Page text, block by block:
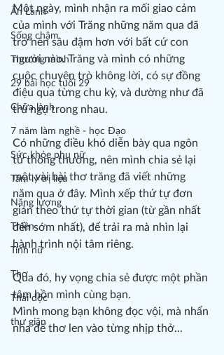
Ăn Lành
Sống chậm
Thương mình
29 bài học tuổi 29
Chữa lành
7 năm làm nghề - học Đạo
Sức khỏe phụ nữ
Tâm lý trị liệu
Năng lượng
Thiền
Tính nữ
Thơ
Thải độc
thư giãn
Một ngày, mình nhận ra mối giao cảm
của mình với Trăng những năm qua đã
trở nên sâu đậm hơn với bất cứ con
người nào. Trăng và mình có những
cuộc chuyện trò không lời, có sự đồng
điệu qua từng chu kỳ, và dường như đã
trú ngụ trong nhau.
Có những điều khó diễn bày qua ngôn
từ thông thường, nên mình chia sẻ lại
một vài bài thơ trăng đã viết những
năm qua ở đây. Mình xếp thứ tự đơn
giản theo thứ tự thời gian (từ gần nhất
đến sớm nhất), để trải ra mà nhìn lại
hành trình nội tâm riêng.
Qua đó, hy vọng chia sẻ được một phần
tâm hồn mình cùng bạn.
Mình mong bạn không đọc vội, mà nhẩn
nha để thơ len vào từng nhịp thở...